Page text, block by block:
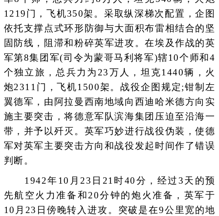
1219门，飞机350架。采取纵深梯次配置，企图
依托支撑点式环形防御与大面积布雷相结合的坚
固防线，阻滞和粉碎英军进攻。在埃及作战的英
军第8集团军(司令为蒙哥马利将军)辖10个师和4
个独立旅，总兵力为23万人，坦克1440辆，火
炮2311门，飞机1500架。战役企图规定;钳制左
翼德军，由阿拉曼西南地域向西迪哈米德方向实
施主要突击，将德意军队滨海集团压迫至沿海一
带，并予以歼灭。英军巧妙进行战役伪装，使德
军对英军主要突击方向和战役发起时间作了错误
判断。
1942年10月23日21时40分，经过3天的预
先航空火力准备和20分钟的炮火准备，英军于
10月23日傍晚转入进攻。突破是在9公里宽的地